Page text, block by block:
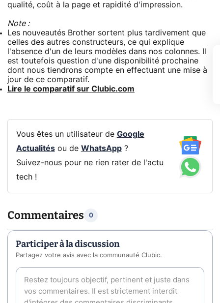
qualité, coût à la page et rapidité d'impression.
Note :
Les nouveautés Brother sortent plus tardivement que
celles des autres constructeurs, ce qui explique
l'absence d'un de leurs modèles dans nos colonnes. Il
est toutefois question d'une disponibilité prochaine
dont nous tiendrons compte en effectuant une mise à
jour de ce comparatif.
Lire le comparatif sur Clubic.com
Vous êtes un utilisateur de Google
Actualitésou de WhatsApp?
Suivez-nous pour ne rien rater de l'actu
tech !
Commentaires 0
Participer à la discussion
Partagez votre avis avec la communauté Clubic.